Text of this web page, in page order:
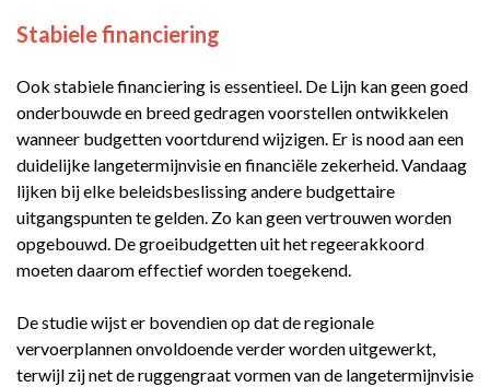
Stabiele financiering
Ook stabiele financiering is essentieel. De Lijn kan geen goed
onderbouwde en breed gedragen voorstellen ontwikkelen
wanneer budgetten voortdurend wijzigen. Er is nood aan een
duidelijke langetermijnvisie en financiële zekerheid. Vandaag
lijken bij elke beleidsbeslissing andere budgettaire
uitgangspunten te gelden. Zo kan geen vertrouwen worden
opgebouwd. De groeibudgetten uit het regeerakkoord
moeten daarom effectief worden toegekend.
De studie wijst er bovendien op dat de regionale
vervoerplannen onvoldoende verder worden uitgewerkt,
terwijl zij net de ruggengraat vormen van de langetermijnvisie